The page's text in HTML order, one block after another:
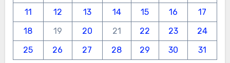
11
12 13 14 15 16
17
18
19 20 21 22 23
24
25
26 27 28 29 30 31